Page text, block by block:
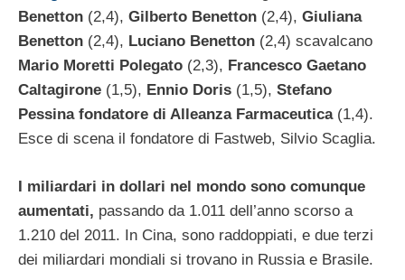
Benetton (2,4), Gilberto Benetton (2,4), Giuliana
Benetton (2,4), Luciano Benetton (2,4) scavalcano
Mario Moretti Polegato (2,3), Francesco Gaetano
Caltagirone (1,5), Ennio Doris (1,5), Stefano
Pessina fondatore di Alleanza Farmaceutica (1,4).
Esce di scena il fondatore di Fastweb, Silvio Scaglia.
I miliardari in dollari nel mondo sono comunque
aumentati, passando da 1.011 dell’anno scorso a
1.210 del 2011. In Cina, sono raddoppiati, e due terzi
dei miliardari mondiali si trovano in Russia e Brasile.